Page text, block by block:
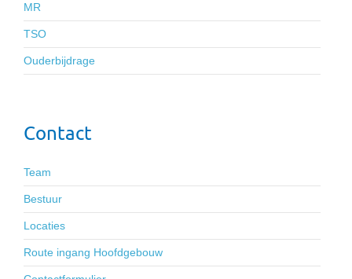
MR
TSO
Ouderbijdrage
Contact
Team
Bestuur
Locaties
Route ingang Hoofdgebouw